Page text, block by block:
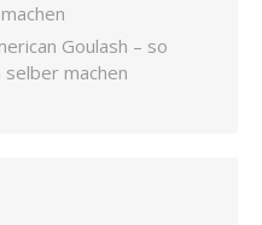
Goulash – so
machen